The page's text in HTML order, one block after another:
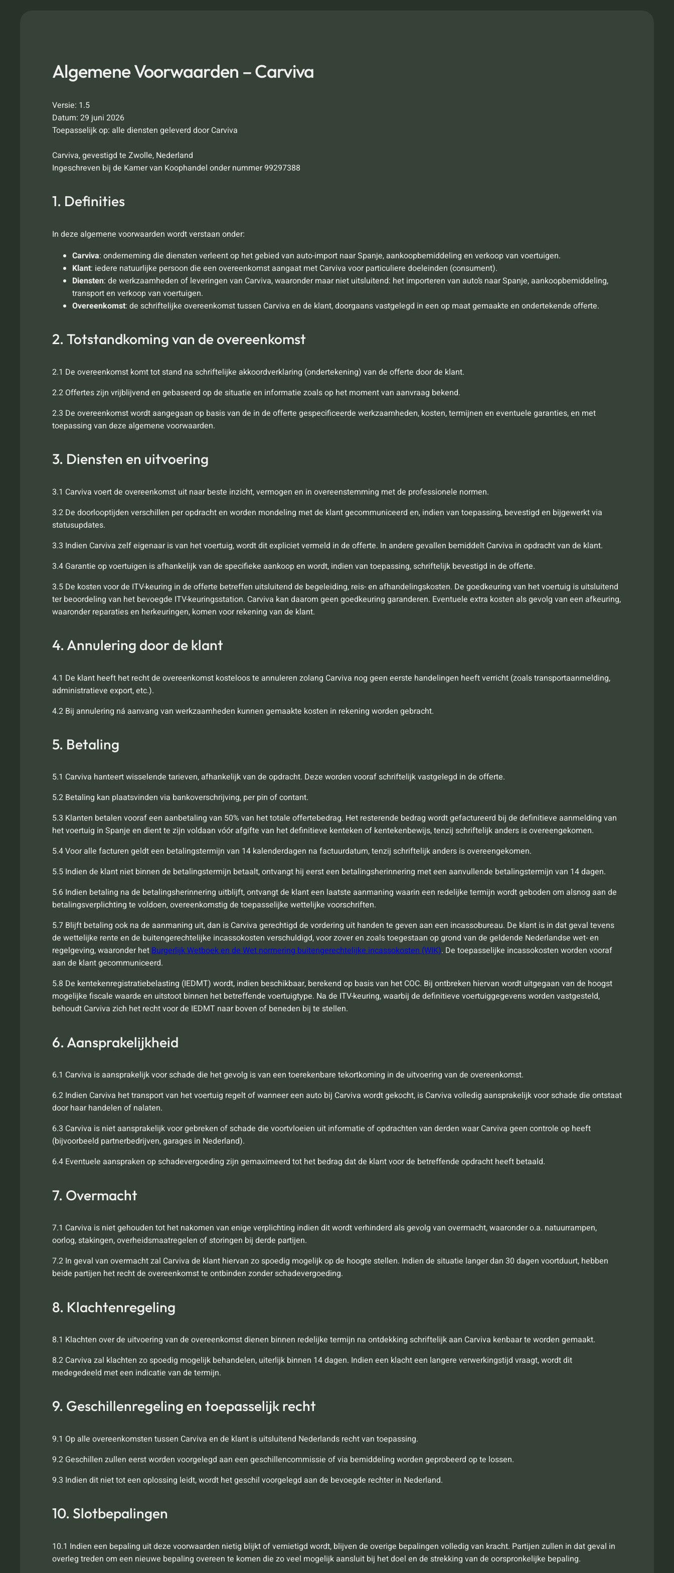
Algemene Voorwaarden – Carviva
Versie: 1.5
Datum: 29 juni 2026
Toepasselijk op: alle diensten geleverd door Carviva
Carviva, gevestigd te Zwolle, Nederland
Ingeschreven bij de Kamer van Koophandel onder nummer 99297388
1. Definities
In deze algemene voorwaarden wordt verstaan onder:
Carviva: onderneming die diensten verleent op het gebied van auto-import naar Spanje, aankoopbemiddeling en verkoop van voertuigen.
Klant: iedere natuurlijke persoon die een overeenkomst aangaat met Carviva voor particuliere doeleinden (consument).
Diensten: de werkzaamheden of leveringen van Carviva, waaronder maar niet uitsluitend: het importeren van auto’s naar Spanje, aankoopbemiddeling,
transport en verkoop van voertuigen.
Overeenkomst: de schriftelijke overeenkomst tussen Carviva en de klant, doorgaans vastgelegd in een op maat gemaakte en ondertekende offerte.
2. Totstandkoming van de overeenkomst
2.1 De overeenkomst komt tot stand na schriftelijke akkoordverklaring (ondertekening) van de offerte door de klant.
2.2 Offertes zijn vrijblijvend en gebaseerd op de situatie en informatie zoals op het moment van aanvraag bekend.
2.3 De overeenkomst wordt aangegaan op basis van de in de offerte gespecificeerde werkzaamheden, kosten, termijnen en eventuele garanties, en met
toepassing van deze algemene voorwaarden.
3. Diensten en uitvoering
3.1 Carviva voert de overeenkomst uit naar beste inzicht, vermogen en in overeenstemming met de professionele normen.
3.2 De doorlooptijden verschillen per opdracht en worden mondeling met de klant gecommuniceerd en, indien van toepassing, bevestigd en bijgewerkt via
statusupdates.
3.3 Indien Carviva zelf eigenaar is van het voertuig, wordt dit expliciet vermeld in de offerte. In andere gevallen bemiddelt Carviva in opdracht van de klant.
3.4 Garantie op voertuigen is afhankelijk van de specifieke aankoop en wordt, indien van toepassing, schriftelijk bevestigd in de offerte.
3.5 De kosten voor de ITV-keuring in de offerte betreffen uitsluitend de begeleiding, reis- en afhandelingskosten. De goedkeuring van het voertuig is uitsluitend
ter beoordeling van het bevoegde ITV-keuringsstation. Carviva kan daarom geen goedkeuring garanderen. Eventuele extra kosten als gevolg van een afkeuring,
waaronder reparaties en herkeuringen, komen voor rekening van de klant.
4. Annulering door de klant
4.1 De klant heeft het recht de overeenkomst kosteloos te annuleren zolang Carviva nog geen eerste handelingen heeft verricht (zoals transportaanmelding,
administratieve export, etc.).
4.2 Bij annulering ná aanvang van werkzaamheden kunnen gemaakte kosten in rekening worden gebracht.
5. Betaling
5.1 Carviva hanteert wisselende tarieven, afhankelijk van de opdracht. Deze worden vooraf schriftelijk vastgelegd in de offerte.
5.2 Betaling kan plaatsvinden via bankoverschrijving, per pin of contant.
5.3 Klanten betalen vooraf een aanbetaling van 50% van het totale offertebedrag. Het resterende bedrag wordt gefactureerd bij de definitieve aanmelding van
het voertuig in Spanje en dient te zijn voldaan vóór afgifte van het definitieve kenteken of kentekenbewijs, tenzij schriftelijk anders is overeengekomen.
5.4 Voor alle facturen geldt een betalingstermijn van 14 kalenderdagen na factuurdatum, tenzij schriftelijk anders is overeengekomen.
5.5 Indien de klant niet binnen de betalingstermijn betaalt, ontvangt hij eerst een betalingsherinnering met een aanvullende betalingstermijn van 14 dagen.
5.6 Indien betaling na de betalingsherinnering uitblijft, ontvangt de klant een laatste aanmaning waarin een redelijke termijn wordt geboden om alsnog aan de
betalingsverplichting te voldoen, overeenkomstig de toepasselijke wettelijke voorschriften.
5.7 Blijft betaling ook na de aanmaning uit, dan is Carviva gerechtigd de vordering uit handen te geven aan een incassobureau. De klant is in dat geval tevens
de wettelijke rente en de buitengerechtelijke incassokosten verschuldigd, voor zover en zoals toegestaan op grond van de geldende Nederlandse wet- en
regelgeving, waaronder hetBurgerlijk Wetboek en de Wet normering buitengerechtelijke incassokosten (WIK). De toepasselijke incassokosten worden vooraf
aan de klant gecommuniceerd.
5.8 De kentekenregistratiebelasting (IEDMT) wordt, indien beschikbaar, berekend op basis van het COC. Bij ontbreken hiervan wordt uitgegaan van de hoogst
mogelijke fiscale waarde en uitstoot binnen het betreffende voertuigtype. Na de ITV-keuring, waarbij de definitieve voertuiggegevens worden vastgesteld,
behoudt Carviva zich het recht voor de IEDMT naar boven of beneden bij te stellen.
6. Aansprakelijkheid
6.1 Carviva is aansprakelijk voor schade die het gevolg is van een toerekenbare tekortkoming in de uitvoering van de overeenkomst.
6.2 Indien Carviva het transport van het voertuig regelt of wanneer een auto bij Carviva wordt gekocht, is Carviva volledig aansprakelijk voor schade die ontstaat
door haar handelen of nalaten.
6.3 Carviva is niet aansprakelijk voor gebreken of schade die voortvloeien uit informatie of opdrachten van derden waar Carviva geen controle op heeft
(bijvoorbeeld partnerbedrijven, garages in Nederland).
6.4 Eventuele aanspraken op schadevergoeding zijn gemaximeerd tot het bedrag dat de klant voor de betreffende opdracht heeft betaald.
7. Overmacht
7.1 Carviva is niet gehouden tot het nakomen van enige verplichting indien dit wordt verhinderd als gevolg van overmacht, waaronder o.a. natuurrampen,
oorlog, stakingen, overheidsmaatregelen of storingen bij derde partijen.
7.2 In geval van overmacht zal Carviva de klant hiervan zo spoedig mogelijk op de hoogte stellen. Indien de situatie langer dan 30 dagen voortduurt, hebben
beide partijen het recht de overeenkomst te ontbinden zonder schadevergoeding.
8. Klachtenregeling
8.1 Klachten over de uitvoering van de overeenkomst dienen binnen redelijke termijn na ontdekking schriftelijk aan Carviva kenbaar te worden gemaakt.
8.2 Carviva zal klachten zo spoedig mogelijk behandelen, uiterlijk binnen 14 dagen. Indien een klacht een langere verwerkingstijd vraagt, wordt dit
medegedeeld met een indicatie van de termijn.
9. Geschillenregeling en toepasselijk recht
9.1 Op alle overeenkomsten tussen Carviva en de klant is uitsluitend Nederlands recht van toepassing.
9.2 Geschillen zullen eerst worden voorgelegd aan een geschillencommissie of via bemiddeling worden geprobeerd op te lossen.
9.3 Indien dit niet tot een oplossing leidt, wordt het geschil voorgelegd aan de bevoegde rechter in Nederland.
10. Slotbepalingen
10.1 Indien een bepaling uit deze voorwaarden nietig blijkt of vernietigd wordt, blijven de overige bepalingen volledig van kracht. Partijen zullen in dat geval in
overleg treden om een nieuwe bepaling overeen te komen die zo veel mogelijk aansluit bij het doel en de strekking van de oorspronkelijke bepaling.